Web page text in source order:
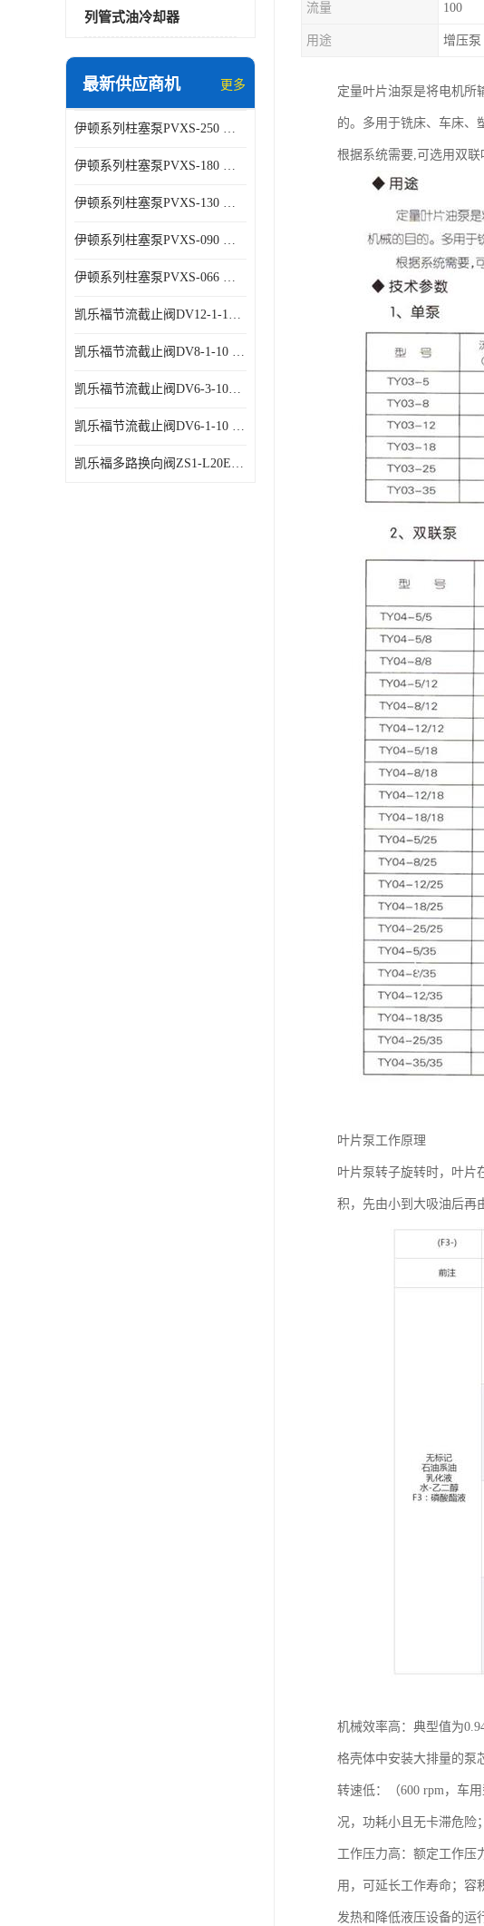
列管式油冷却器
最新供应商机 更多
伊顿系列柱塞泵PVXS-250 钢铁厂液压系统增压油泵
伊顿系列柱塞泵PVXS-180 钢铁厂液压系统增压油泵
伊顿系列柱塞泵PVXS-130 钢铁厂液压系统增压油泵
伊顿系列柱塞泵PVXS-090 钢铁厂液压系统增压油泵
伊顿系列柱塞泵PVXS-066 钢铁厂液压系统增压油泵
凯乐福节流截止阀DV12-1-10 液压站节流阀
凯乐福节流截止阀DV8-1-10 液压站节流阀
凯乐福节流截止阀DV6-3-10液压站节流阀
凯乐福节流截止阀DV6-1-10 液压站节流阀
凯乐福多路换向阀ZS1-L20E-OT多路阀厂家
流量 100
用途 增压泵
定量叶片油泵是将电机所
的。多用于铣床、车床、
根据系统需要,可选用双联
叶片泵工作原理
叶片泵转子旋转时，叶片
积，先由小到大吸油后再
机械效率高：典型值为
格壳体中安装大排量的泵
转速低：（600 rpm，车
况，功耗小且无卡滞危险
工作压力高：额定工作压
用，可延长工作寿命；容
发热和降低液压设备的运